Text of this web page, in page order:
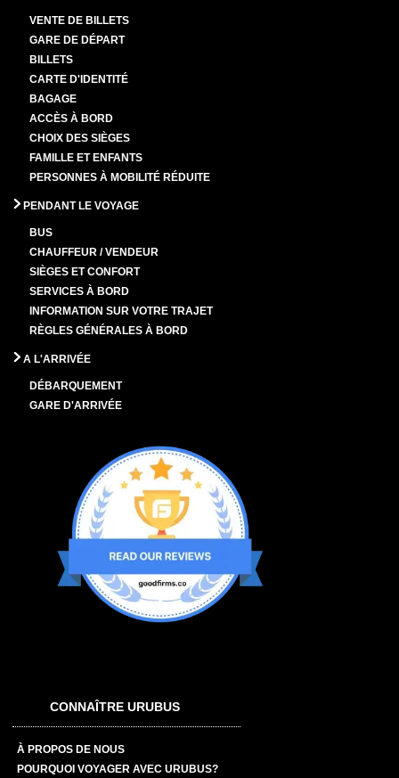
VENTE DE BILLETS
GARE DE DÉPART
BILLETS
CARTE D'IDENTITÉ
BAGAGE
ACCÈS À BORD
CHOIX DES SIÈGES
FAMILLE ET ENFANTS
PERSONNES À MOBILITÉ RÉDUITE
PENDANT LE VOYAGE
BUS
CHAUFFEUR / VENDEUR
SIÈGES ET CONFORT
SERVICES À BORD
INFORMATION SUR VOTRE TRAJET
RÈGLES GÉNÉRALES À BORD
A L'ARRIVÉE
DÉBARQUEMENT
GARE D'ARRIVÉE
CONNAÎTRE URUBUS
À PROPOS DE NOUS
POURQUOI VOYAGER AVEC URUBUS?